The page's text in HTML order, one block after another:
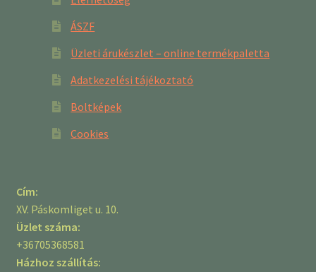
ÁSZF
Üzleti árukészlet – online termékpaletta
Adatkezelési tájékoztató
Boltképek
Cookies
Cím:
XV. Páskomliget u. 10.
Üzlet száma:
+36705368581
Házhoz szállítás: